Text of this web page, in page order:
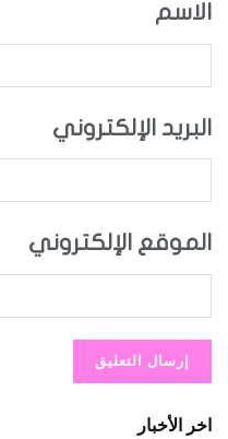
الاسم
البريد الإلكتروني
الموقع الإلكتروني
اخر الأخبار